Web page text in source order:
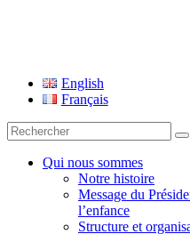
Fondation UEFA
English
Français
Recherche
pour
Qui nous sommes
Notre histoire
Message du
l’enfance
Structure et